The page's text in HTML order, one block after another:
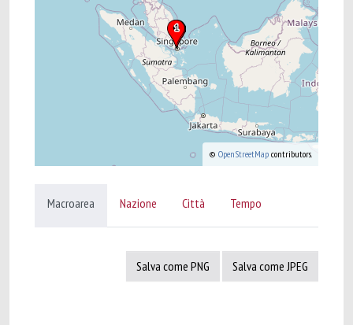
© OpenStreetMap contributors.
Macroarea Nazione Città Tempo
Salva come PNG Salva come JPEG